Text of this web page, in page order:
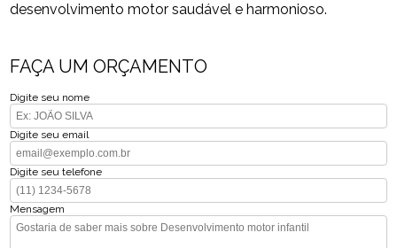
desenvolvimento motor saudável e harmonioso.
FAÇA UM ORÇAMENTO
Digite seu nome
Digite seu email
Digite seu telefone
Mensagem